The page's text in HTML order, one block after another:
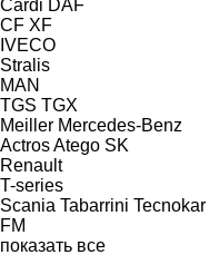
Cardi DAF
CF XF
IVECO
Stralis
MAN
TGS TGX
Meiller Mercedes-Benz
ActrosAtego SK
Renault
T-series
Scania Tabarrini Tecnokar
FM
показать все